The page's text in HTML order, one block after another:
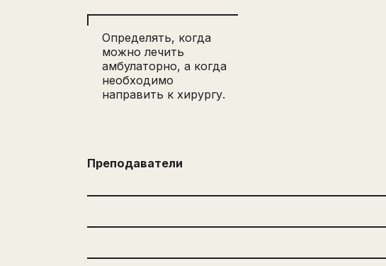
Определять, когда
можно лечить
амбулаторно, а когда
необходимо
направить к хирургу.
Преподаватели